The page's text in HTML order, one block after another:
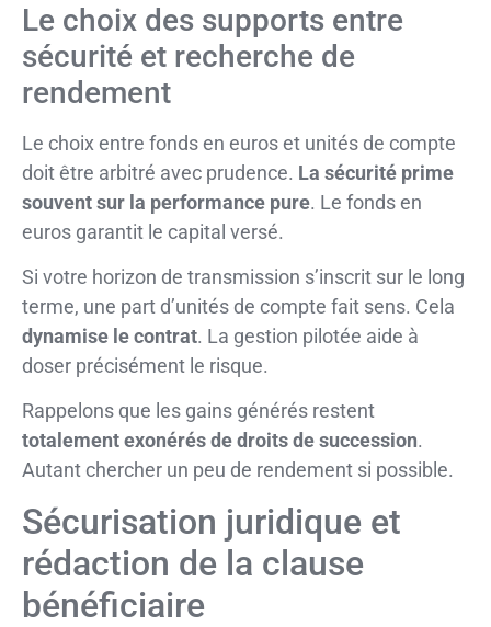
Le choix des supports entre
sécurité et recherche de
rendement
Le choix entre fonds en euros et unités de compte
doit être arbitré avec prudence. La sécurité prime
souvent sur la performance pure. Le fonds en
euros garantit le capital versé.
Si votre horizon de transmission s’inscrit sur le long
terme, une part d’unités de compte fait sens. Cela
dynamise le contrat. La gestion pilotée aide à
doser précisément le risque.
Rappelons que les gains générés restent
totalement exonérés de droits de succession.
Autant chercher un peu de rendement si possible.
Sécurisation juridique et
rédaction de la clause
bénéficiaire